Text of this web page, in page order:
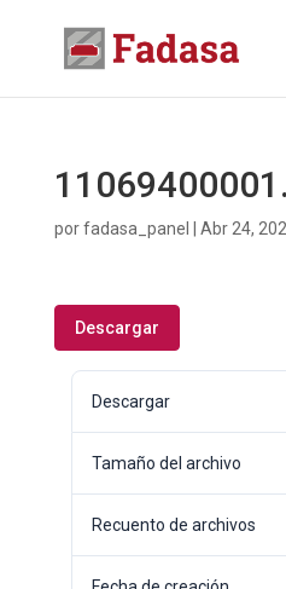
porfadasa_panel Abr 24,
Descargar
Descargar
Tamaño del archivo
Recuento de archivos